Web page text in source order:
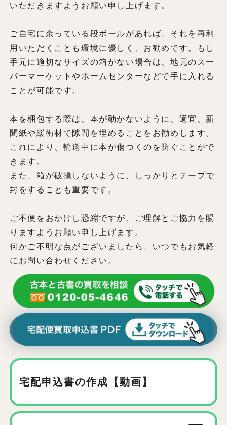
いただきますようお願い申し上げます。
ご自宅に余っている段ボールがあれば、それを再利
用いただくことも環境に優しく、お勧めです。もし
手元に適切なサイズの箱がない場合は、地元のスー
パーマーケットやホームセンターなどで手に入れる
ことが可能です。
本を梱包する際は、本が動かないように、適宜、新
聞紙や緩衝材で隙間を埋めることをお勧めします。
これにより、輸送中に本が傷つくのを防ぐことがで
きます。
また、箱が破損しないように、しっかりとテープで
封をすることも重要です。
ご不便をおかけし恐縮ですが、ご理解とご協力を賜
りますようお願い申し上げます。
何かご不明な点がございましたら、いつでもお気軽
にお問い合わせください。
宅配申込書の作成【動画】